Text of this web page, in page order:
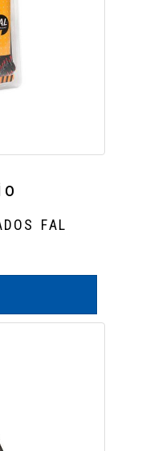
FAL